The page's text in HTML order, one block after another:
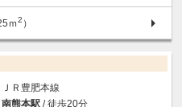
ｍ2 ）
ＪＲ豊肥本線
南熊本駅 / 徒歩20分